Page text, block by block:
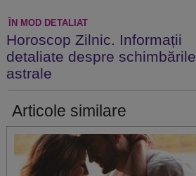
ÎN MOD DETALIAT
Horoscop Zilnic. Informații
detaliate despre schimbările
astrale
Articole similare